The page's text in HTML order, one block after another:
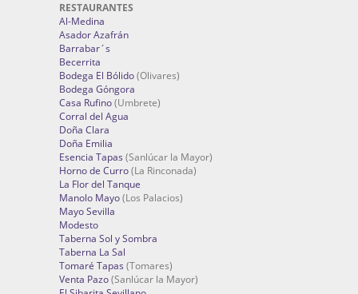
RESTAURANTES
Al-Medina
Asador Azafrán
Barrabar´s
Becerrita
Bodega El Bólido(Olivares)
Bodega Góngora
Casa Rufino(Umbrete)
Corral del Agua
Doña Clara
Doña Emilia
Esencia Tapas (Sanlúcar la Mayor)
Horno de Curro(La Rinconada)
La Flor del Tanque
Manolo Mayo(Los Palacios)
Mayo Sevilla
Modesto
Taberna Sol y Sombra
Taberna La Sal
Tomaré Tapas (Tomares)
Venta Pazo(Sanlúcar la Mayor)